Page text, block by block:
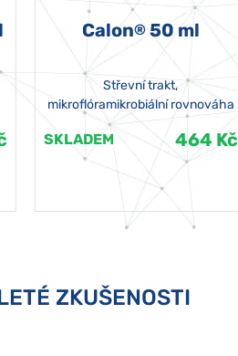
Calon®50 ml
Střevní trakt,
mikroflóramikrobiální rovnováha
SKLADEM 464 Kč
ZKUŠENOSTI